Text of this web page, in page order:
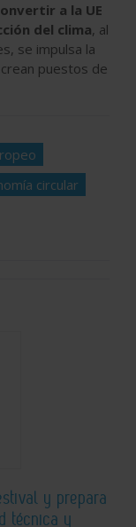
a la UE
del clima, al
se impulsa la
puestos de
circular
y prepara
técnica y